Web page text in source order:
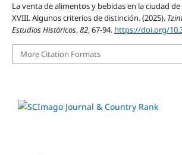
La venta de alimentos y bebidas en la ciudad
XVIII. Algunos criterios de distinción. (2025).
Estudios Históricos,82, 67-94. https://doi.org/
More Citation Formats